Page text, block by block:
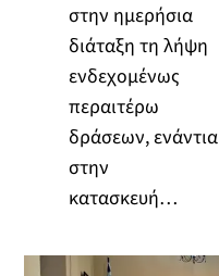
στην ημερήσια
διάταξη τη λήψη
ενδεχομένως
περαιτέρω
δράσεων, ενάντια
στην
κατασκευή…